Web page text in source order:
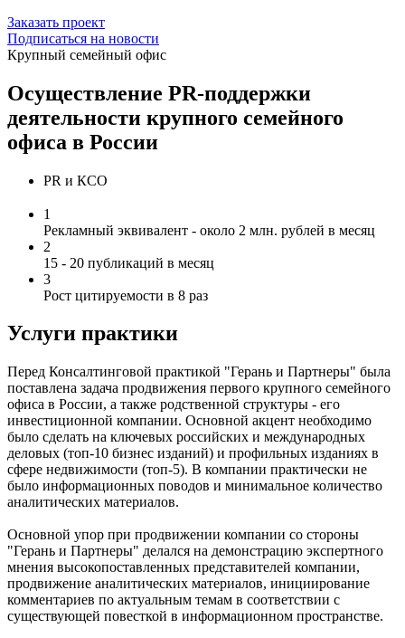
Заказать проект
Подписаться на новости
Крупный семейный офис
Осуществление PR-поддержки
деятельности крупного семейного
офиса в России
PR и КСО
1
Рекламный эквивалент - около 2 млн. рублей в месяц
2
15 - 20 публикаций в месяц
3
Рост цитируемости в 8 раз
Услуги практики
Перед Консалтинговой практикой "Герань и Партнеры" была
поставлена задача продвижения первого крупного семейного
офиса в России, а также родственной структуры - его
инвестиционной компании. Основной акцент необходимо
было сделать на ключевых российских и международных
деловых (топ-10 бизнес изданий) и профильных изданиях в
сфере недвижимости (топ-5). В компании практически не
было информационных поводов и минимальное количество
аналитических материалов.
Основной упор при продвижении компании со стороны
"Герань и Партнеры" делался на демонстрацию экспертного
мнения высокопоставленных представителей компании,
продвижение аналитических материалов, инициирование
комментариев по актуальным темам в соответствии с
существующей повесткой в информационном пространстве.